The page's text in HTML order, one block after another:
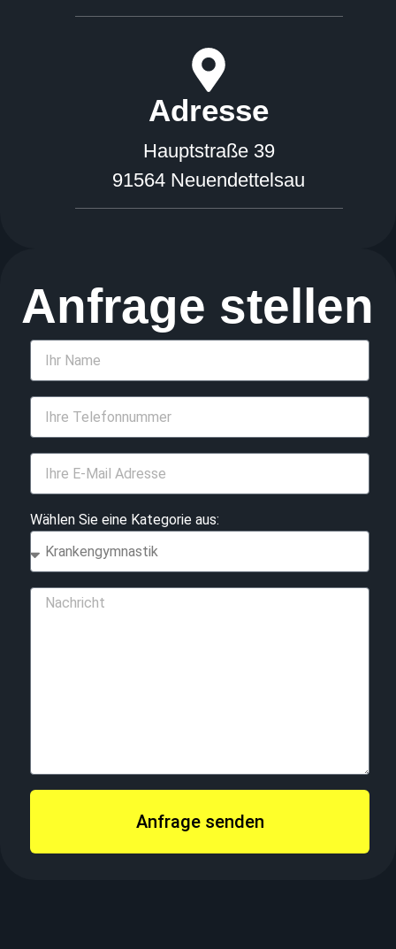
Adresse
Hauptstraße 39
91564 Neuendettelsau
Anfrage stellen
Wählen Sie eine Kategorie aus:
Anfrage senden